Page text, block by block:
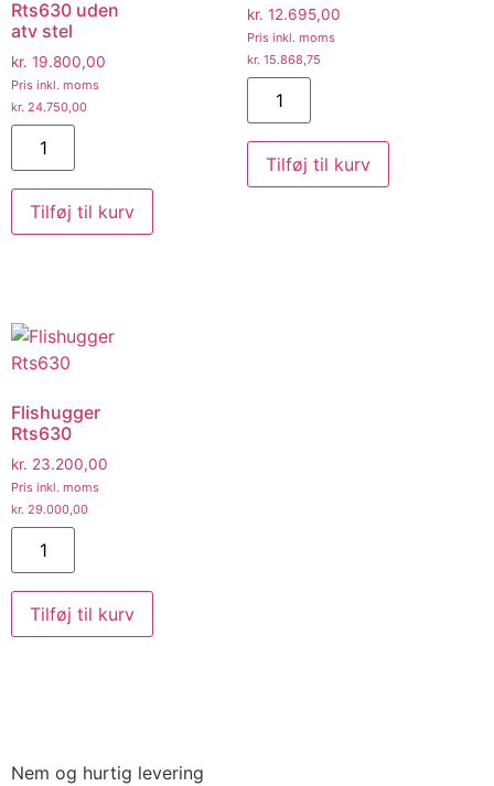
Rts630 uden
atv stel
kr. 19.800,00
Pris inkl. moms
kr. 24.750,00
Tilføj til kurv
kr. 12.695,00
Pris inkl. moms
kr. 15.868,75
Tilføj til kurv
Flishugger
Rts630
kr. 23.200,00
Pris inkl. moms
kr. 29.000,00
Tilføj til kurv
Nem og hurtig levering